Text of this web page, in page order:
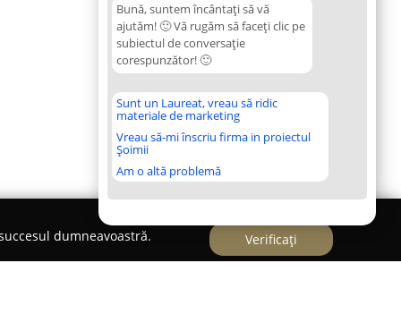
Bună, suntem încântați să vă
ajutăm! 🙂 Vă rugăm să faceți clic pe
subiectul de conversație
corespunzător! 🙂
Sunt un Laureat, vreau să ridic
materiale de marketing
Vreau să-mi înscriu firma in proiectul
Șoimii
Am o altă problemă
dumneavoastră. Verificați